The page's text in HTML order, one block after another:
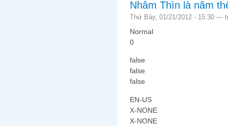
Nhâm Thìn là năm
Thứ Bảy, 01/21/2012 - 15:30 —
Normal
0
false
false
false
EN-US
X-NONE
X-NONE